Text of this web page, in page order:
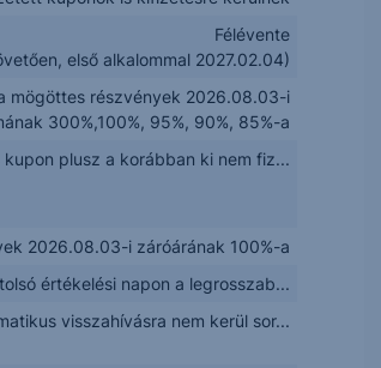
Félévente
első alkalommal 2027.02.04)
mögöttes részvények 2026.08.03-i
300%,100%, 95%, 90%, 85%-a
plusz a korábban ki nem fiz...
2026.08.03-i záróárának 100%-a
értékelési napon a legrosszab...
visszahívásra nem kerül sor...